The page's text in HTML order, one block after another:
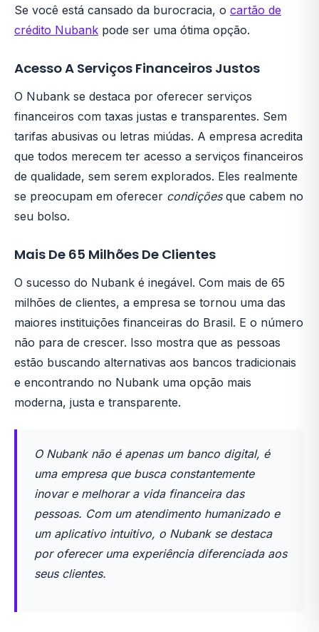
Se você está cansado da burocracia, o cartão de
crédito Nubank pode ser uma ótima opção.
Acesso A Serviços Financeiros Justos
O Nubank se destaca por oferecer serviços
financeiros com taxas justas e transparentes. Sem
tarifas abusivas ou letras miúdas. A empresa acredita
que todos merecem ter acesso a serviços financeiros
de qualidade, sem serem explorados. Eles realmente
se preocupam em oferecer condiçõesque cabem no
seu bolso.
Mais De 65 Milhões De Clientes
O sucesso do Nubank é inegável. Com mais de 65
milhões de clientes, a empresa se tornou uma das
maiores instituições financeiras do Brasil. E o número
não para de crescer. Isso mostra que as pessoas
estão buscando alternativas aos bancos tradicionais
e encontrando no Nubank uma opção mais
moderna, justa e transparente.
O Nubank não é apenas um banco digital, é
uma empresa que busca constantemente
inovar e melhorar a vida financeira das
pessoas. Com um atendimento humanizado e
um aplicativo intuitivo, o Nubank se destaca
por oferecer uma experiência diferenciada aos
seus clientes.